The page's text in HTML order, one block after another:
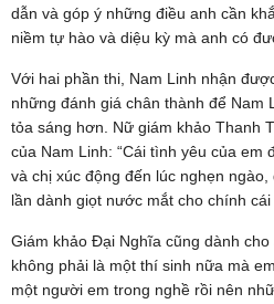
dẫn và góp ý những điều anh cần
niềm tự hào và diệu kỳ mà anh có
Với hai phần thi, Nam Linh nhận
những đánh giá chân thành để Nam
tỏa sáng hơn. Nữ giám khảo Thanh
của Nam Linh: “Cái tình yêu của em
và chị xúc động đến lúc nghẹn
lần dành giọt nước mắt cho chính cái
Giám khảo Đại Nghĩa cũng dành cho
không phải là một thí sinh nữa mà
một người em trong nghề rồi nên